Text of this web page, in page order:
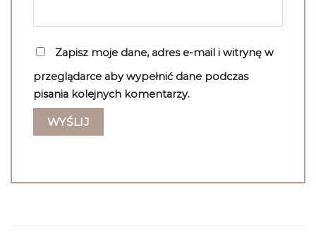
Zapisz moje dane, adres e-mail i witrynę w
przeglądarce aby wypełnić dane podczas
pisania kolejnych komentarzy.